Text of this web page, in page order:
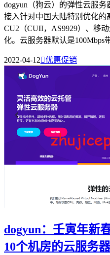
dogyun（狗云）的弹性云服务
接入针对中国大陆特别优化的
CU2（CUII，AS9929）、移
化。云服务器默认是100Mbps
2022-04-12优惠促销
dogyun：壬寅年新
10个机房的云服务